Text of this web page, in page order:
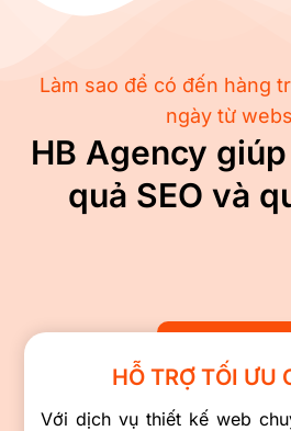
Làm sao để có đến hàng
ngày từ
HB Agency
quả SEO và
HỖ TRỢ TỐI ƯU
Với dịch vụ thiết kế web